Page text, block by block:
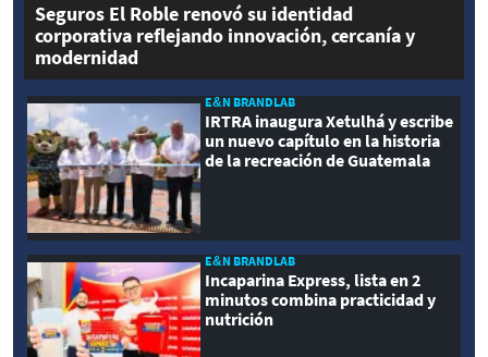
Seguros El Roble renovó su identidad
corporativa reflejando innovación, cercanía y
modernidad
E&N BRANDLAB
IRTRA inaugura Xetulhá y escribe
un nuevo capítulo en la historia
de la recreación de Guatemala
E&N BRANDLAB
Incaparina Express, lista en 2
minutos combina practicidad y
nutrición